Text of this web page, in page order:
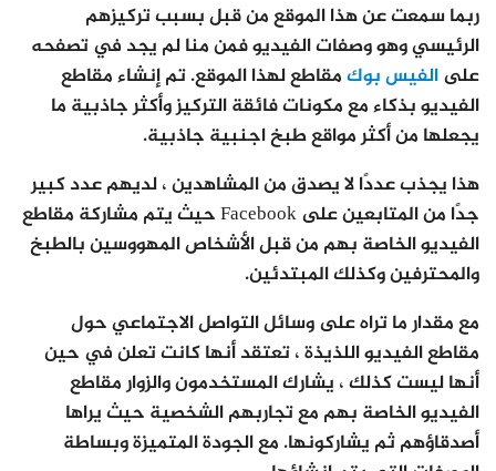
ربما سمعت عن هذا الموقع من قبل بسبب تركيزهم
الرئيسي وهو وصفات الفيديو فمن منا لم يجد في تصفحه
علىالفيس بوكمقاطع لهذا الموقع. تم إنشاء مقاطع
الفيديو بذكاء مع مكونات فائقة التركيز وأكثر جاذبية ما
يجعلها من أكثر مواقع طبخ اجنبية جاذبية.
هذا يجذب عددًا لا يصدق من المشاهدين ، لديهم عدد كبير
جدًا من المتابعين على Facebook حيث يتم مشاركة مقاطع
الفيديو الخاصة بهم من قبل الأشخاص المهووسين بالطبخ
والمحترفين وكذلك المبتدئين.
مع مقدار ما تراه على وسائل التواصل الاجتماعي حول
مقاطع الفيديو اللذيذة ، تعتقد أنها كانت تعلن في حين
أنها ليست كذلك ، يشارك المستخدمون والزوار مقاطع
الفيديو الخاصة بهم مع تجاربهم الشخصية حيث يراها
أصدقاؤهم ثم يشاركونها. مع الجودة المتميزة وبساطة